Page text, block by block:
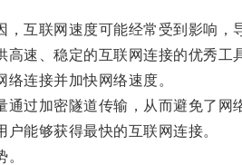
联网速度可能经常受到影响，
速、稳定的互联网连接的优秀工
连接并加快网络速度。
加密隧道传输，从而避免了网
能够获得最快的互联网连接。